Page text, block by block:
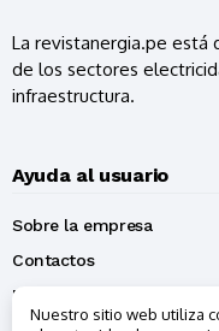
La revistanergia.pe está
de los sectores
infraestructura.
Ayuda al usuario
Sobre la empresa
Contactos
Política de privacidad
Nuestro sitio web utiliza